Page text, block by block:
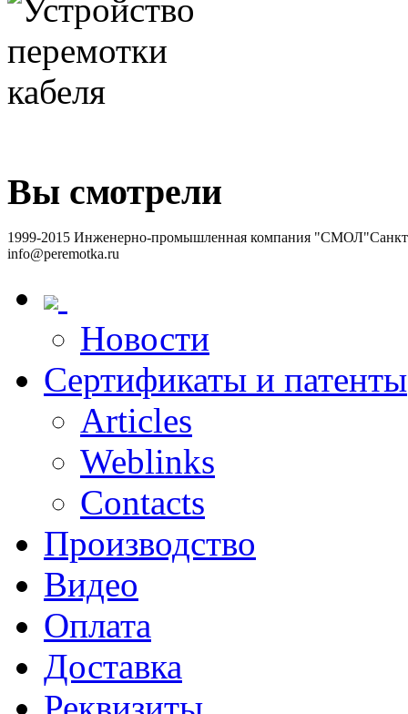
Вы смотрели
1999-2015 Инженерно-промышленная компания "СМОЛ"
info@peremotka.ru
Новости
Сертификаты и патенты
Articles
Weblinks
Contacts
Производство
Видео
Оплата
Доставка